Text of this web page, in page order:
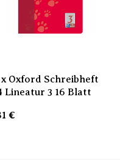
x Oxford Schreibheft
Lineatur 3 16 Blatt
€